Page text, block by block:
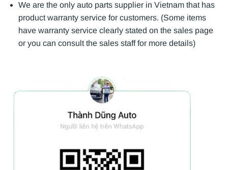
We are the only auto parts supplier in Vietnam that has
product warranty service for customers. (Some items
have warranty service clearly stated on the sales page
or you can consult the sales staff for more details)